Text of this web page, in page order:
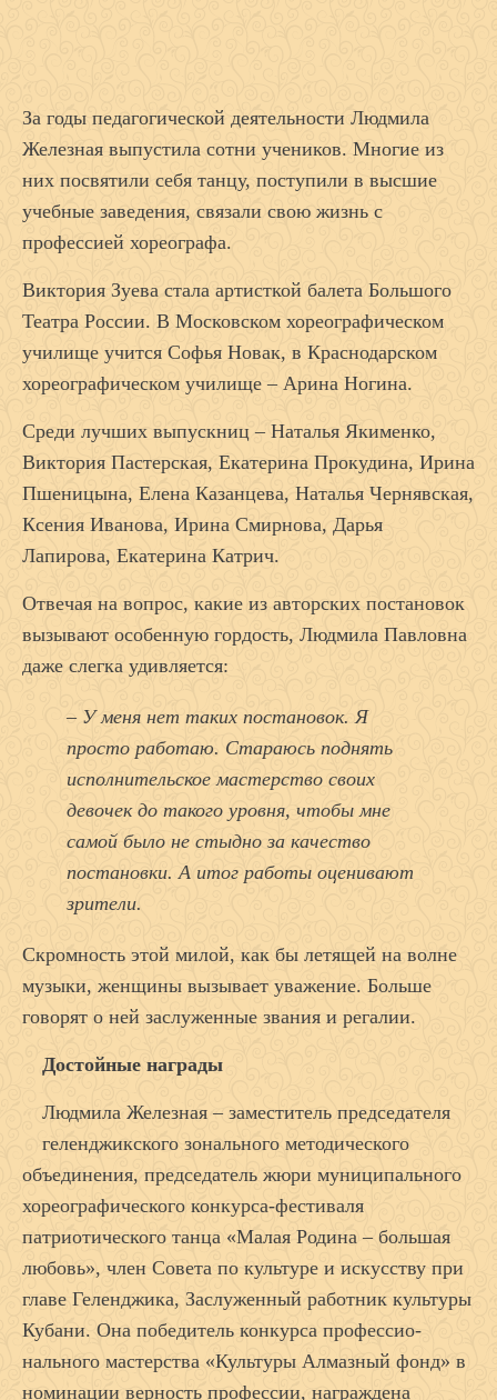
За годы педагогической дея­тельности Людмила
Железная выпустила сотни учеников. Многие из
них посвятили себя танцу, поступили в высшие
учебные заведения, связали свою жизнь с
профессией хореографа.
Виктория Зуева стала артисткой балета Большого
Театра России. В Московском хореографическом
училище учится Софья Новак, в Краснодарском
хореографическом училище – Арина Ногина.
Среди лучших выпускниц – Наталья Якименко,
Виктория Пастерская, Екатерина Прокудина, Ирина
Пшеницына, Елена Казанцева, Наталья Чернявская,
Ксения Иванова, Ирина Смирнова, Дарья
Лапирова, Екатерина Катрич.
Отвечая на вопрос, какие из авторских постановок
вызывают особенную гордость, Людмила Павловна
даже слегка удивляется:
– У меня нет таких постановок. Я
просто работаю. Стараюсь поднять
исполнительское мастерство своих
девочек до такого уровня, чтобы мне
самой было не стыдно за качество
постановки. А итог работы оценивают
зрители.
Скромность этой милой, как бы летящей на волне
музыки, женщины вызывает уважение. Больше
говорят о ней заслуженные звания и регалии.
Достойные награды
Людмила Железная – заместитель председателя
геленджикского зонального методического
объединения, председатель жюри муниципального
хореографического конкурса-фестиваля
патриотического танца «Малая Родина – большая
любовь», член Совета по культуре и искусству при
главе Геленджика, Заслуженный работник культуры
Кубани. Она победитель конкурса профессио­
нального мастерства «Культуры Алмазный фонд» в
номинации верность профессии, награждена